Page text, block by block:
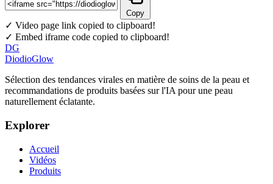
Copy
✓ Video page link copied to clipboard!
✓ Embed iframe code copied to clipboard!
DG
DiodioGlow
Sélection des tendances virales en matière de soins de la peau et
recommandations de produits basées sur l'IA pour une peau
naturellement éclatante.
Explorer
Accueil
Vidéos
Produits